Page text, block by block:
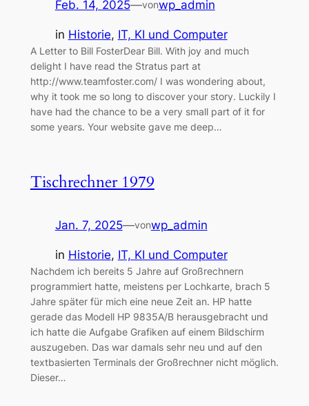
Feb. 14, 2025—vonwp_admin
in Historie, IT, KI und Computer
A Letter to Bill FosterDear Bill. With joy and much
delight I have read the Stratus part at
http://www.teamfoster.com/ I was wondering about,
why it took me so long to discover your story. Luckily I
have had the chance to be a very small part of it for
some years. Your website gave me deep…
Tischrechner 1979
Jan. 7, 2025—vonwp_admin
in Historie, IT, KI und Computer
Nachdem ich bereits 5 Jahre auf Großrechnern
programmiert hatte, meistens per Lochkarte, brach 5
Jahre später für mich eine neue Zeit an. HP hatte
gerade das Modell HP 9835A/B herausgebracht und
ich hatte die Aufgabe Grafiken auf einem Bildschirm
auszugeben. Das war damals sehr neu und auf den
textbasierten Terminals der Großrechner nicht möglich.
Dieser…